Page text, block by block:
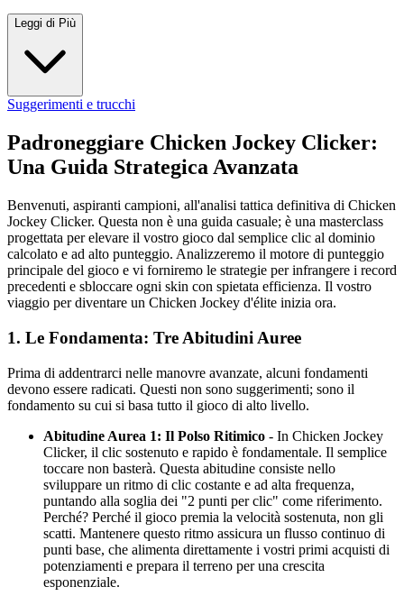
Leggi di Più
Suggerimenti e trucchi
Padroneggiare Chicken Jockey Clicker:
Una Guida Strategica Avanzata
Benvenuti, aspiranti campioni, all'analisi tattica definitiva di Chicken
Jockey Clicker. Questa non è una guida casuale; è una masterclass
progettata per elevare il vostro gioco dal semplice clic al dominio
calcolato e ad alto punteggio. Analizzeremo il motore di punteggio
principale del gioco e vi forniremo le strategie per infrangere i record
precedenti e sbloccare ogni skin con spietata efficienza. Il vostro
viaggio per diventare un Chicken Jockey d'élite inizia ora.
1. Le Fondamenta: Tre Abitudini Auree
Prima di addentrarci nelle manovre avanzate, alcuni fondamenti
devono essere radicati. Questi non sono suggerimenti; sono il
fondamento su cui si basa tutto il gioco di alto livello.
Abitudine Aurea 1: Il Polso Ritimico - In Chicken Jockey
Clicker, il clic sostenuto e rapido è fondamentale. Il semplice
toccare non basterà. Questa abitudine consiste nello
sviluppare un ritmo di clic costante e ad alta frequenza,
puntando alla soglia dei "2 punti per clic" come riferimento.
Perché? Perché il gioco premia la velocità sostenuta, non gli
scatti. Mantenere questo ritmo assicura un flusso continuo di
punti base, che alimenta direttamente i vostri primi acquisti di
potenziamenti e prepara il terreno per una crescita
esponenziale.